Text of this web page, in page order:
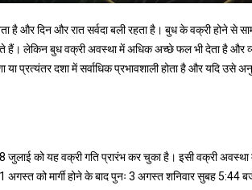
है और दिन और रात सर्वदा बली रहता है। बुध के वक्री होने से
लेकिन बुध वक्री अवस्था में अधिक अच्छे फल भी देता है और
प्रत्यंतर दशा में सर्वाधिक प्रभावशाली होता है और यदि उसे
जुलाई को यह वक्री गति प्रारंभ कर चुका है। इसी वक्री
को मार्गी होने के बाद पुनः 3 अगस्त शनिवार सुबह 5:44